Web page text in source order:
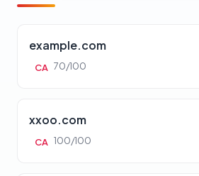
example.com
CA 70/100
xxoo.com
CA 100/100